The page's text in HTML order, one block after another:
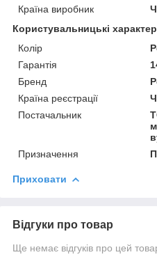
Країна виробник
Користувальницькі
Колір
Гарантія
Бренд
Країна реєстрації
Постачальник
Призначення
Приховати
Відгуки про товар
Ще немає відгуків про цей